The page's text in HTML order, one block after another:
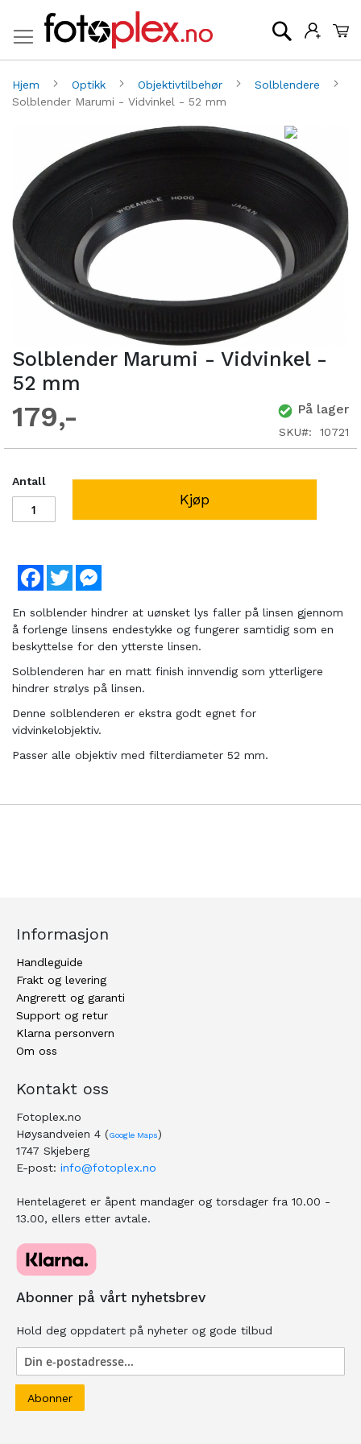
Søk
Hjem Optikk Objektivtilbehør
Solblendere
Solblender Marumi - Vidvinkel - 52 mm
Solblender Marumi - Vidvinkel -
52 mm
179 På lager
SKU 10721
Antall
Kjøp
Facebook
Twitter
slutten
bildegalleri
En solblender hindrer at uønsket lys faller på linsen gjennom
å forlenge linsens endestykke og fungerer samtidig som en
beskyttelse for den ytterste linsen.
Solblenderen har en matt finish innvendig som ytterligere
hindrer strølys på linsen.
Denne solblenderen er ekstra godt egnet for
vidvinkelobjektiv.
Passer alle objektiv med filterdiameter 52 mm.
Informasjon
Handleguide
Frakt og levering
Angrerett og garanti
Support og retur
Klarna personvern
Om oss
Kontakt oss
Fotoplex.no
Høysandveien 4 (Google Maps)
1747 Skjeberg
E-post: info@fotoplex.no
Hentelageret er åpent mandager og torsdager fra 10.00 -
13.00, ellers etter avtale.
Abonner på vårt nyhetsbrev
Hold deg oppdatert på nyheter og gode tilbud
Abonner